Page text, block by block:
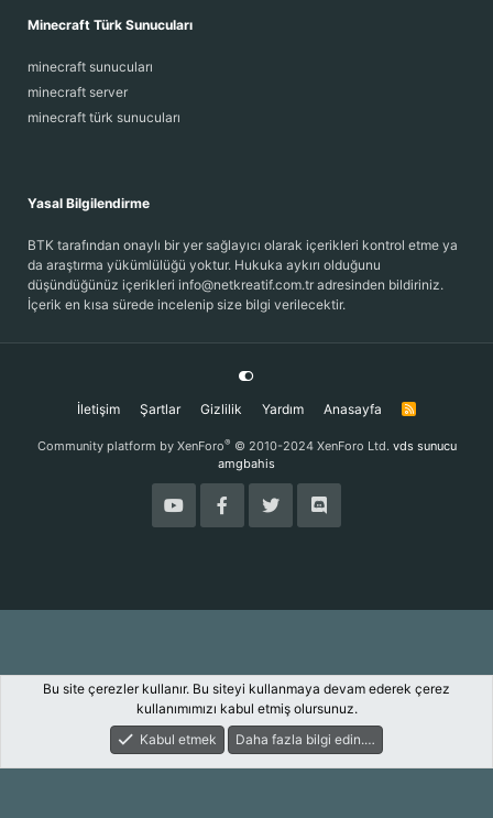
Minecraft Türk Sunucuları
minecraft sunucuları
minecraft server
minecraft türk sunucuları
Yasal Bilgilendirme
BTK tarafından onaylı bir yer sağlayıcı olarak içerikleri kontrol etme ya
da araştırma yükümlülüğü yoktur. Hukuka aykırı olduğunu
düşündüğünüz içerikleri info@netkreatif.com.tr adresinden bildiriniz.
İçerik en kısa sürede incelenip size bilgi verilecektir.
İletişim Şartlar Gizlilik Yardım Anasayfa
R
Community platform by XenForo® © 2010-2024 XenForo Ltd. vds sunucu
amgbahis
Keşfet Giriş Yap Kayıt Ol
Bu site çerezler kullanır. Bu siteyi kullanmaya devam ederek çerez
kullanımımızı kabul etmiş olursunuz.
Kabul etmek
Daha fazla bilgi edin.…